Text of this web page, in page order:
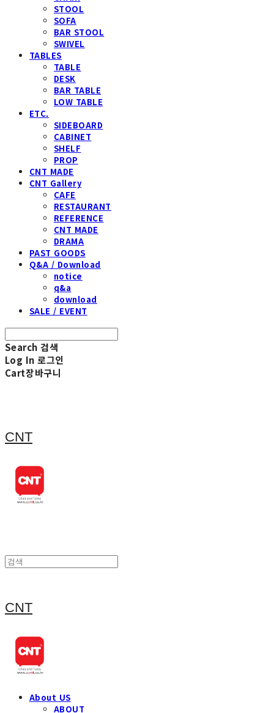
STOOL
SOFA
BAR STOOL
SWIVEL
TABLES
TABLE
DESK
BAR TABLE
LOW TABLE
ETC.
SIDEBOARD
CABINET
SHELF
PROP
CNT MADE
CNT Gallery
CAFE
RESTAURANT
REFERENCE
CNT MADE
DRAMA
PAST GOODS
Q&A / Download
notice
q&a
download
SALE / EVENT
Search 검색
Log In 로그인
Cart장바구니
CNT
CNT
About US
ABOUT